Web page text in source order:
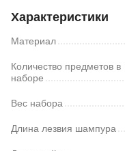
Характеристики
Материал
Количество предметов в
наборе
Вес набора
Длина лезвия шампура